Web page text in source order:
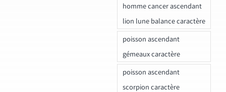
homme cancer ascendant
lion lune balance caractère
poisson ascendant
gémeaux caractère
poisson ascendant
scorpion caractère